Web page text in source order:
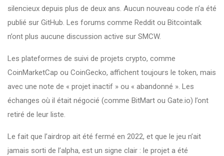
silencieux depuis plus de deux ans. Aucun nouveau code n’a été
publié sur GitHub. Les forums comme Reddit ou Bitcointalk
n’ont plus aucune discussion active sur SMCW.
Les plateformes de suivi de projets crypto, comme
CoinMarketCap ou CoinGecko, affichent toujours le token, mais
avec une note de « projet inactif » ou « abandonné ». Les
échanges où il était négocié (comme BitMart ou Gate.io) l’ont
retiré de leur liste.
Le fait que l’airdrop ait été fermé en 2022, et que le jeu n’ait
jamais sorti de l’alpha, est un signe clair : le projet a été